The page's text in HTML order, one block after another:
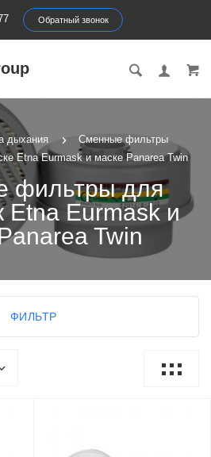
Обратный звонок
дыхания
Сменные фильтры
Etna Eurmask и маске Panarea Twin
фильтры для
Etna Eurmask и
Twin
ФИЛЬТР